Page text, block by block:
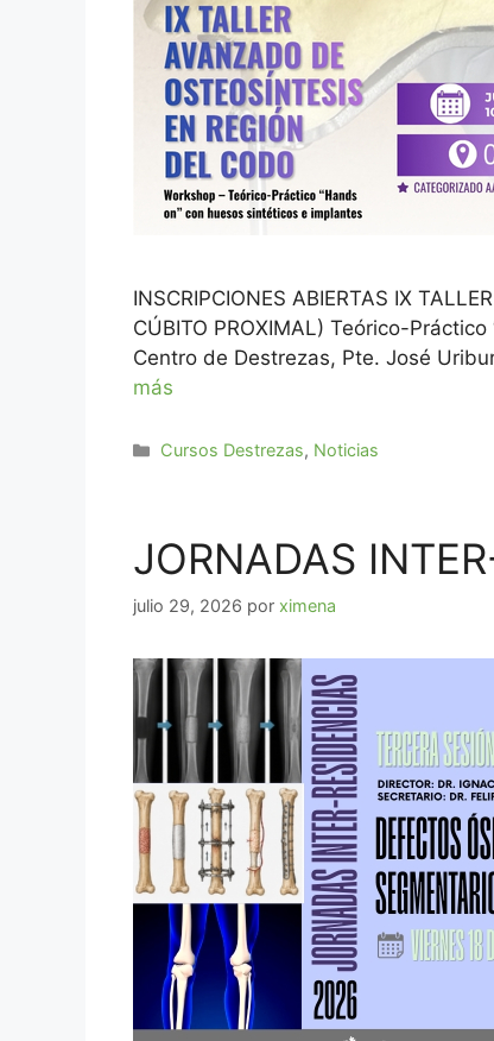
INSCRIPCIONES ABIERTAS IX
CÚBITO PROXIMAL) Teórico-
Centro de Destrezas, Pte. José
más
Cursos Destrezas, Noticias
JORNADAS
julio 29, 2026 por ximena